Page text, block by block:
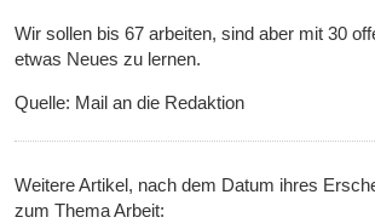
Wir sollen bis 67 arbeiten, sind aber mit 30
etwas Neues zu lernen.
Quelle: Mail an die Redaktion
Weitere Artikel, nach dem Datum ihres
zum Thema Arbeit: